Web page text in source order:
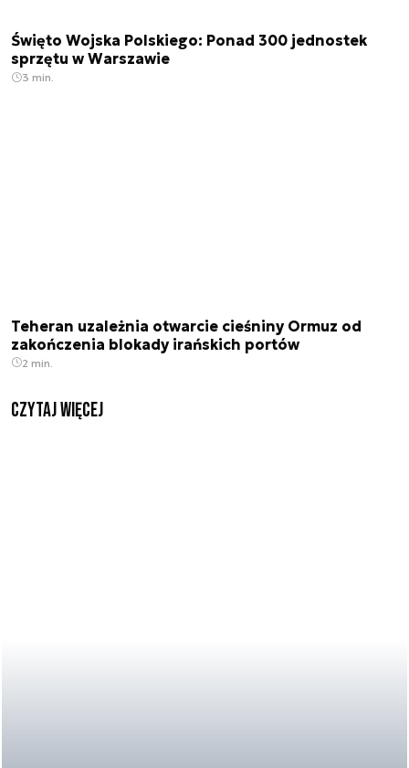
Święto Wojska Polskiego: Ponad 300 jednostek
sprzętu w Warszawie
3 min.
Teheran uzależnia otwarcie cieśniny Ormuz od
zakończenia blokady irańskich portów
2 min.
czytaj więcej